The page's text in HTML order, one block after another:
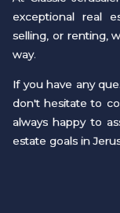
exceptional real
selling, or renting,
way.
If you have any
don't hesitate to
always happy to
estate goals in